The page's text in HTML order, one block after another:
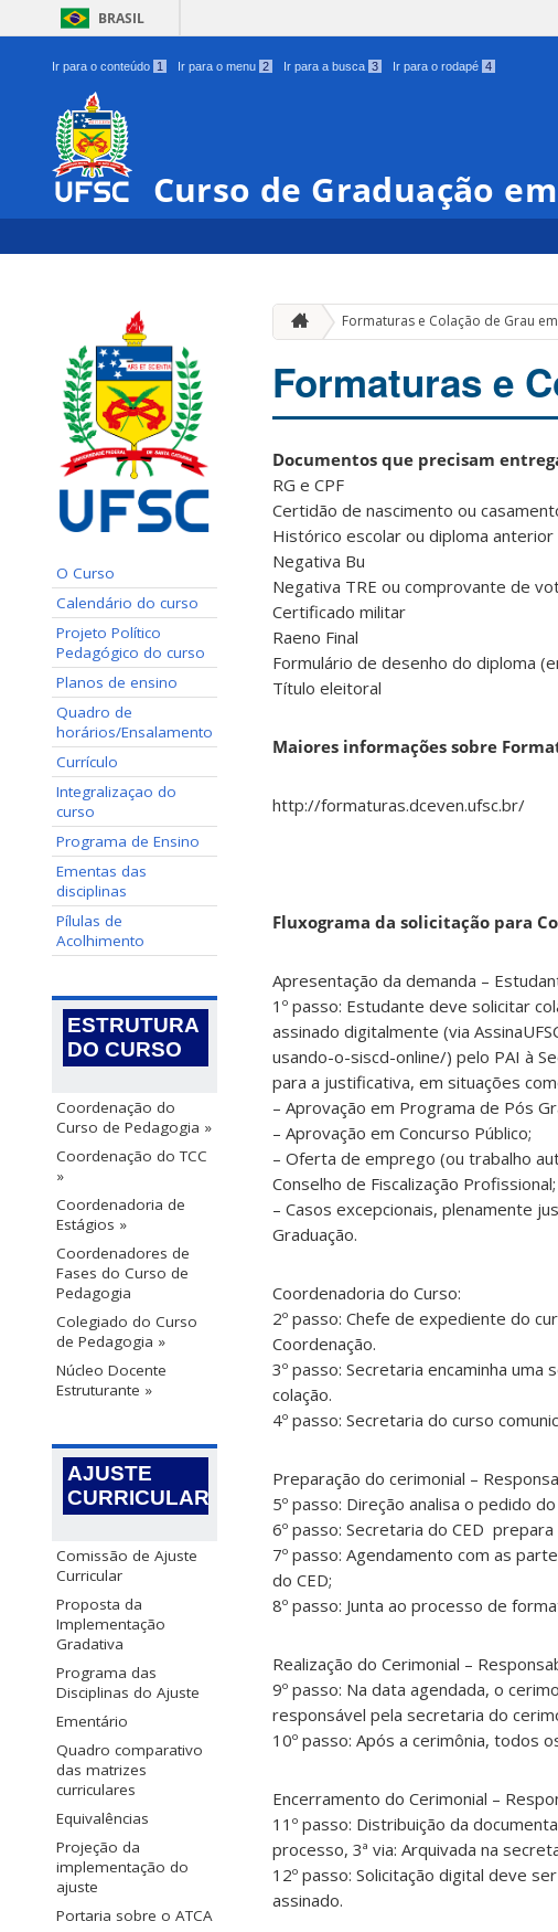
BRASIL
Ir para o conteúdo 1 Ir para o menu 2 Ir para a busca 3 Ir para o rodapé 4
Curso de Graduação
O Curso
Calendário do curso
Projeto Político
Pedagógico do curso
Planos de ensino
Quadro de
horários/Ensalamento
Currículo
Integralizaçao do
curso
Programa de Ensino
Ementas das
disciplinas
Pílulas de
Acolhimento
ESTRUTURA
DO CURSO
Coordenação do
Curso de Pedagogia »
Coordenação do TCC
»
Coordenadoria de
Estágios »
Coordenadores de
Fases do Curso de
Pedagogia
Colegiado do Curso
de Pedagogia »
Núcleo Docente
Estruturante »
AJUSTE
CURRICULAR
Comissão de Ajuste
Curricular
Proposta da
Implementação
Gradativa
Programa das
Disciplinas do Ajuste
Ementário
Quadro comparativo
das matrizes
curriculares
Equivalências
Projeção da
implementação do
ajuste
Portaria sobre o ATCA
Formaturas e Colação de Grau
Formaturas e
Documentos que precisam
RG e CPF
Certidão de nascimento ou
Histórico escolar ou diploma anterior
Negativa Bu
Negativa TRE ou comprovante de
Certificado militar
Raeno Final
Formulário de desenho do diploma
Título eleitoral
Maiores informações sobre
http://formaturas.dceven.ufsc.br/
Fluxograma da solicitação para
Apresentação da demanda –
1º passo: Estudante deve solicitar
assinado digitalmente (via
usando-o-siscd-online/) pelo PAI à
para a justificativa, em situações
– Aprovação em Programa de Pós
– Aprovação em Concurso Público;
– Oferta de emprego (ou trabalho
Conselho de Fiscalização Profissional;
– Casos excepcionais, plenamente
Graduação.
Coordenadoria do Curso:
2º passo: Chefe de expediente do
Coordenação.
3º passo: Secretaria encaminha
colação.
4º passo: Secretaria do curso
Preparação do cerimonial –
5º passo: Direção analisa o pedido
6º passo: Secretaria do CED prepara
7º passo: Agendamento com as
do CED;
8º passo: Junta ao processo de
Realização do Cerimonial –
9º passo: Na data agendada, o
responsável pela secretaria do
10º passo: Após a cerimônia, todos
Encerramento do Cerimonial –
11º passo: Distribuição da
processo, 3ª via: Arquivada na
12º passo: Solicitação digital deve
assinado.